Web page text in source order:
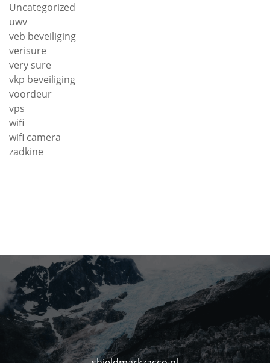
Uncategorized
uwv
veb beveiliging
verisure
very sure
vkp beveiliging
voordeur
vps
wifi
wifi camera
zadkine